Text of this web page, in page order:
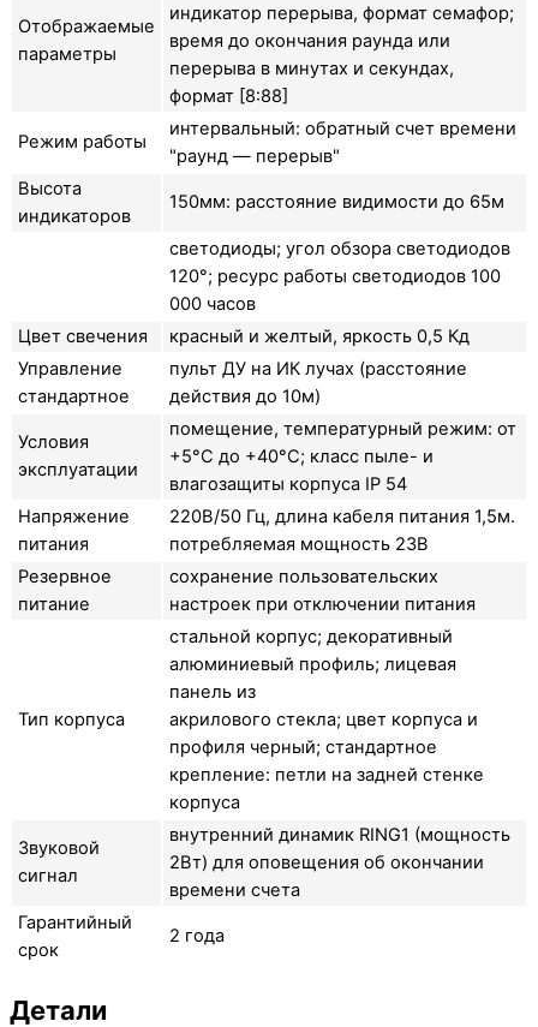
Отображаемые
параметры
индикатор перерыва, формат семафор;
время до окончания раунда или
перерыва в минутах и секундах,
формат [8:88]
Режим работы
интервальный: обратный счет времени
"раунд — перерыв"
Высота
индикаторов
150мм: расстояние видимости до 65м
светодиоды; угол обзора светодиодов
120°; ресурс работы светодиодов 100
000 часов
Цвет свечения
красный и желтый, яркость 0,5 Кд
Управление
стандартное
пульт ДУ на ИК лучах (расстояние
действия до 10м)
Условия
эксплуатации
помещение, температурный режим: от
+5°C до +40°C; класс пыле- и
влагозащиты корпуса IP 54
Напряжение
питания
220В/50 Гц, длина кабеля питания 1,5м.
потребляемая мощность 23В
Резервное
питание
сохранение пользовательских
настроек при отключении питания
Тип корпуса
стальной корпус; декоративный
алюминиевый профиль; лицевая
панель из
акрилового стекла; цвет корпуса и
профиля черный; стандартное
крепление: петли на задней стенке
корпуса
Звуковой
сигнал
внутренний динамик RING1 (мощность
2Вт) для оповещения об окончании
времени счета
Гарантийный
срок
2 года
Детали